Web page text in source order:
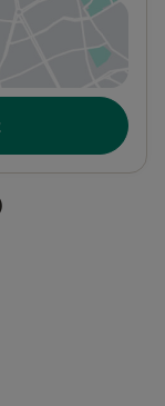
w nowej karcie